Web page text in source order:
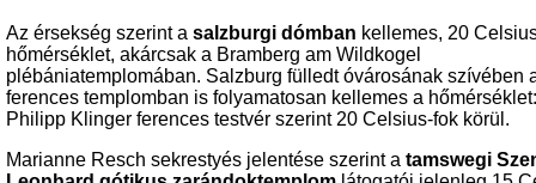
Az érsekség szerint a salzburgi dómban kellemes, 20
hőmérséklet, akárcsak a Bramberg am Wildkogel
plébániatemplomában. Salzburg fülledt óvárosának szívében
ferences templomban is folyamatosan kellemes a hőmérséklet:
Philipp Klinger ferences testvér szerint 20 Celsius-fok körül.
Marianne Resch sekrestyés jelentése szerint a tamswegi